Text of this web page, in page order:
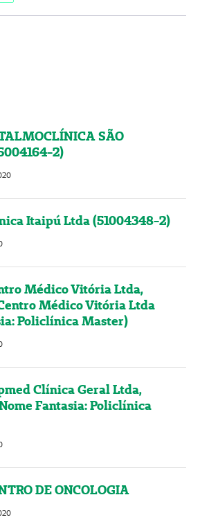
SÃO
2)
Itaipú Ltda (51004348-2)
Médico Vitória Ltda,
Médico Vitória Ltda
Policlínica Master)
Clínica Geral Ltda,
Fantasia: Policlínica
DE ONCOLOGIA